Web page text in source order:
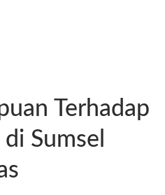
Terhadap
Sumsel